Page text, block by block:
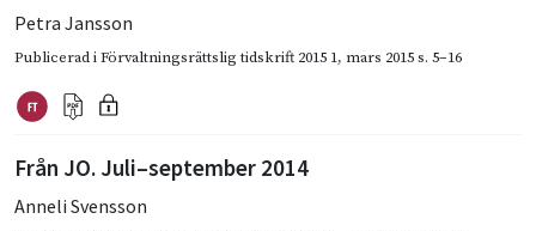
Petra Jansson
Publicerad iFörvaltningsrättslig tidskrift 2015 1, mars 2015s. 5–16
Från JO. Juli–september 2014
Anneli Svensson